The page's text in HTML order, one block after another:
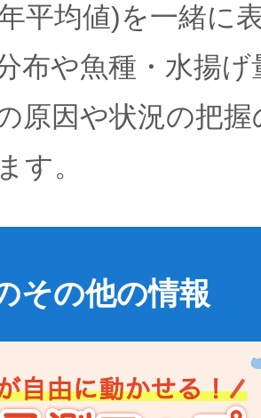
平均値)を一緒に
布や魚種・水揚
原因や状況の把
す。
その他の情報